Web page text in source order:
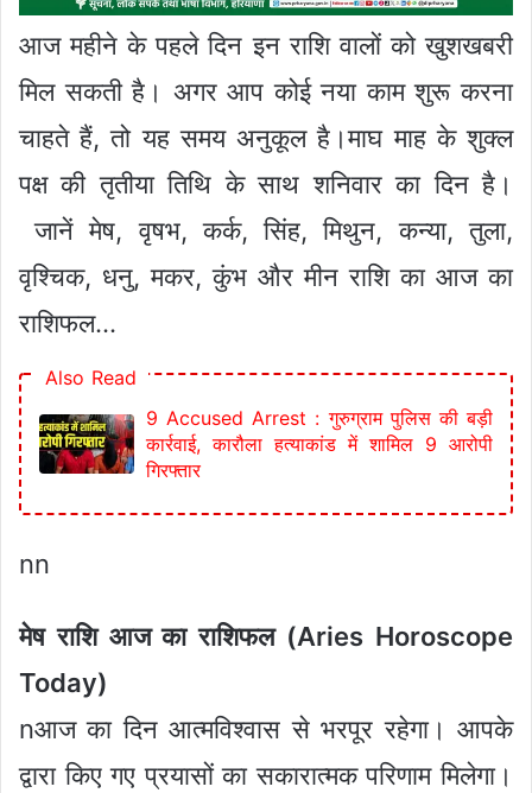
आज महीने के पहले दिन इन राशि वालों को खुशखबरी
मिल सकती है। अगर आप कोई नया काम शुरू करना
चाहते हैं, तो यह समय अनुकूल है।माघ माह के शुक्ल
पक्ष की तृतीया तिथि के साथ शनिवार का दिन है।
जानें मेष, वृषभ, कर्क, सिंह, मिथुन, कन्या, तुला,
वृश्चिक, धनु, मकर, कुंभ और मीन राशि का आज का
राशिफल…
Also Read
9 Accused Arrest : गुरुग्राम पुलिस की बड़ी
कार्रवाई, कारौला हत्याकांड में शामिल 9 आरोपी
गिरफ्तार
nn
मेष राशि आज का राशिफल (Aries Horoscope
Today)
nआज का दिन आत्मविश्वास से भरपूर रहेगा। आपके
द्वारा किए गए प्रयासों का सकारात्मक परिणाम मिलेगा।